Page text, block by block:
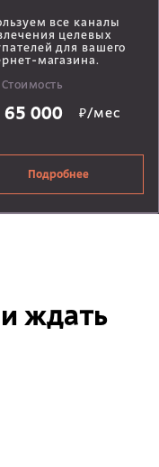
все каналы
целевых
для вашего
магазина.
Стоимость
65 000 ₽/мес
Подробнее
ждать